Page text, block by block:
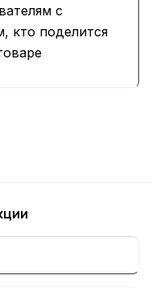
с
кто поделится